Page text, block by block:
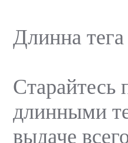
Длинна
Старайтесь
длинными
выдаче